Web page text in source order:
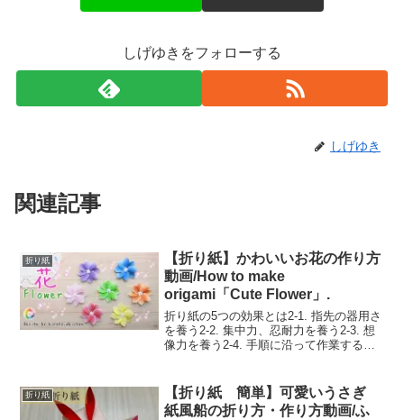
しげゆきをフォローする
しげゆき
関連記事
折り紙
【折り紙】かわいいお花の作り方
動画/How to make
origami「Cute Flower」.
折り紙の5つの効果とは2-1. 指先の器用さ
を養う2-2. 集中力、忍耐力を養う2-3. 想
像力を養う2-4. 手順に沿って作業する力
る折り方をご紹介！✾可愛らし...
折り紙
【折り紙 簡単】可愛いうさぎ
紙風船の折り方・作り方動画/ふ